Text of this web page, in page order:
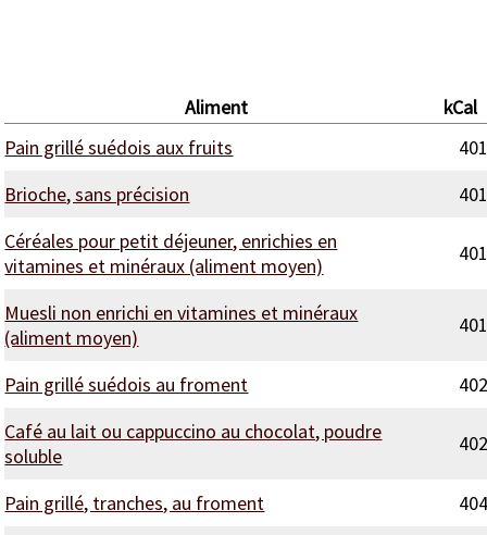
Aliment
kCal
Pain grillé suédois aux fruits
401
Brioche, sans précision
401
Céréales pour petit déjeuner, enrichies en
vitamines et minéraux (aliment moyen)
401
Muesli non enrichi en vitamines et minéraux
(aliment moyen)
401
Pain grillé suédois au froment
402
Café au lait ou cappuccino au chocolat, poudre
soluble
402
Pain grillé, tranches, au froment
404